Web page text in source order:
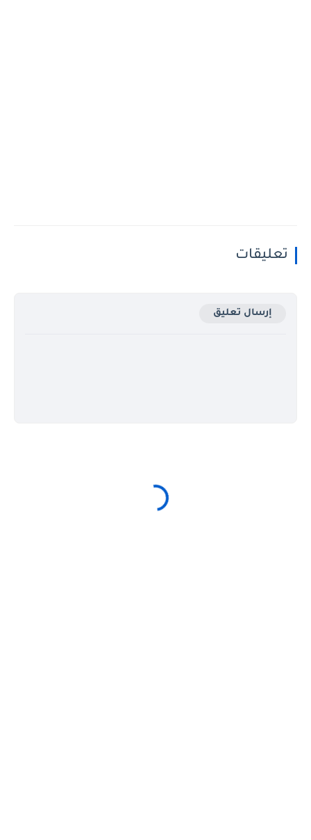
تعليقات
إرسال تعليق